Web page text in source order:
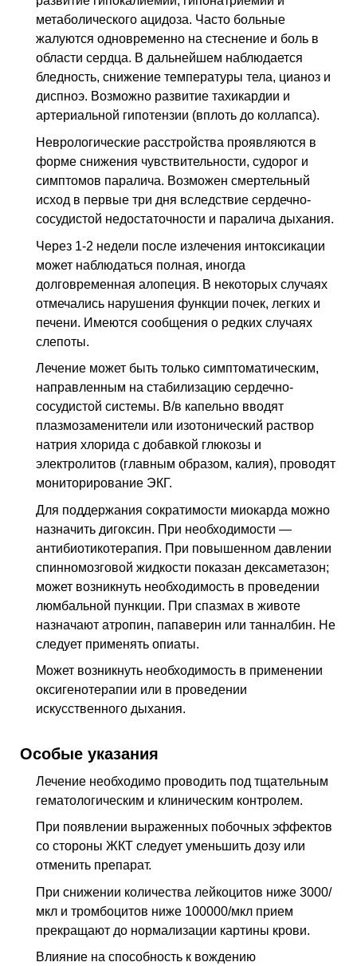
метаболического ацидоза. Часто больные
жалуются одновременно на стеснение и боль в
области сердца. В дальнейшем наблюдается
бледность, снижение температуры тела, цианоз и
диспноэ. Возможно развитие тахикардии и
артериальной гипотензии (вплоть до коллапса).
Неврологические расстройства проявляются в
форме снижения чувствительности, судорог и
симптомов паралича. Возможен смертельный
исход в первые три дня вследствие сердечно-
сосудистой недостаточности и паралича дыхания.
Через 1-2 недели после излечения интоксикации
может наблюдаться полная, иногда
долговременная алопеция. В некоторых случаях
отмечались нарушения функции почек, легких и
печени. Имеются сообщения о редких случаях
слепоты.
Лечение может быть только симптоматическим,
направленным на стабилизацию сердечно-
сосудистой системы. В/в капельно вводят
плазмозаменители или изотонический раствор
натрия хлорида с добавкой глюкозы и
электролитов (главным образом, калия), проводят
мониторирование ЭКГ.
Для поддержания сократимости миокарда можно
назначить дигоксин. При необходимости —
антибиотикотерапия. При повышенном давлении
спинномозговой жидкости показан дексаметазон;
может возникнуть необходимость в проведении
люмбальной пункции. При спазмах в животе
назначают атропин, папаверин или танналбин. Не
следует применять опиаты.
Может возникнуть необходимость в применении
оксигенотерапии или в проведении
искусственного дыхания.
Особые указания
Лечение необходимо проводить под тщательным
гематологическим и клиническим контролем.
При появлении выраженных побочных эффектов
со стороны ЖКТ следует уменьшить дозу или
отменить препарат.
При снижении количества лейкоцитов ниже 3000/
мкл и тромбоцитов ниже 100000/мкл прием
прекращают до нормализации картины крови.
Влияние на способность к вождению